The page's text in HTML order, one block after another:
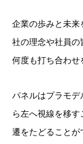
企業の歩みと未来
社の理念や社員の
何度も打ち合わせ
パネルはプラモデ
ら左へ視線を移
遷をたどることが